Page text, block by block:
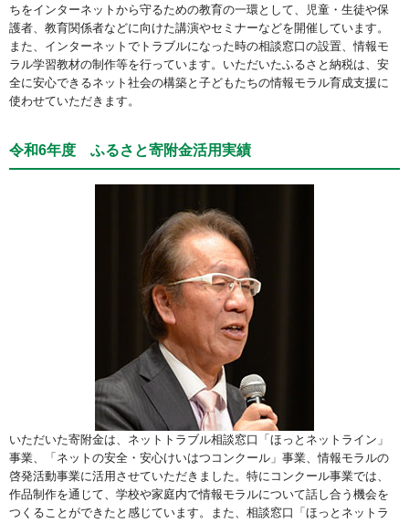
ちをインターネットから守るための教育の一環として、児童・生徒や保
護者、教育関係者などに向けた講演やセミナーなどを開催しています。
また、インターネットでトラブルになった時の相談窓口の設置、情報モ
ラル学習教材の制作等を行っています。いただいたふるさと納税は、安
全に安心できるネット社会の構築と子どもたちの情報モラル育成支援に
使わせていただきます。
令和6年度 ふるさと寄附金活用実績
いただいた寄附金は、ネットトラブル相談窓口「ほっとネットライン」
事業、「ネットの安全・安心けいはつコンクール」事業、情報モラルの
啓発活動事業に活用させていただきました。特にコンクール事業では、
作品制作を通じて、学校や家庭内で情報モラルについて話し合う機会を
つくることができたと感じています。また、相談窓口「ほっとネットラ